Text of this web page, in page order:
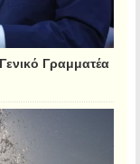
Γραμματέα